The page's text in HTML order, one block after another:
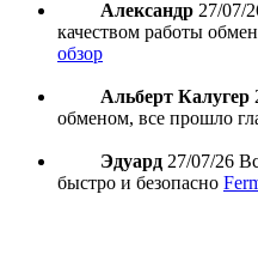
Александр 27/07/
качеством работы
обзор
Альберт Калугер
обменом, все прошло
Эдуард 27/07/26
быстро и безопасно